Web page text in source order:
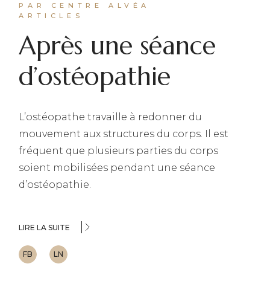
PAR CENTRE ALVÉA
ARTICLES
Après une séance
d’ostéopathie
L’ostéopathe travaille à redonner du
mouvement aux structures du corps. Il est
fréquent que plusieurs parties du corps
soient mobilisées pendant une séance
d’ostéopathie.
LIRE LA SUITE
FB LN